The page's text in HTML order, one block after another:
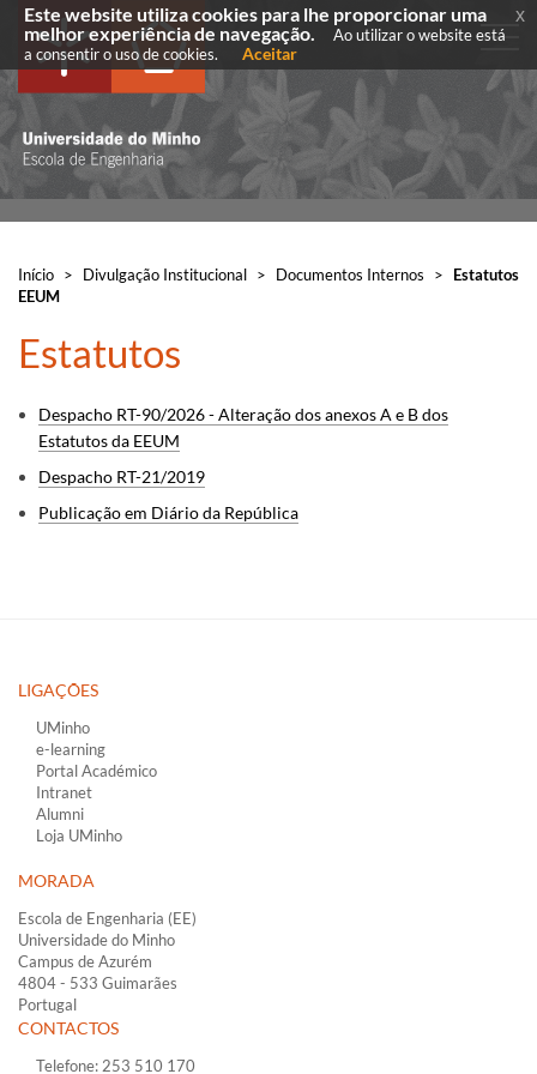
Início > Divulgação Institucional > Documentos Internos >
Estatutos
EEUM
​Estatutos
Despacho RT-90/2026 - Alteração dos anexos A e B dos
Estatutos da EEUM
Despacho RT-21/2019
Publicação em Diário da República
LIGAÇÕES​
UMinho
e-learning
Portal Académico
Intranet
Alumni
Loja UMinho
MORADA
Escola de Engenharia (EE)
Universidade do Minho
Campus de Azurém​​
4804 - 533 Guimarães
Portugal
CONTACTOS
Telefone: 253 510 170
Este website utiliza cookies para lhe proporcionar uma
melhor experiência de navegação.
Ao utilizar o website está
a consentir o uso de cookies.
Aceitar
x